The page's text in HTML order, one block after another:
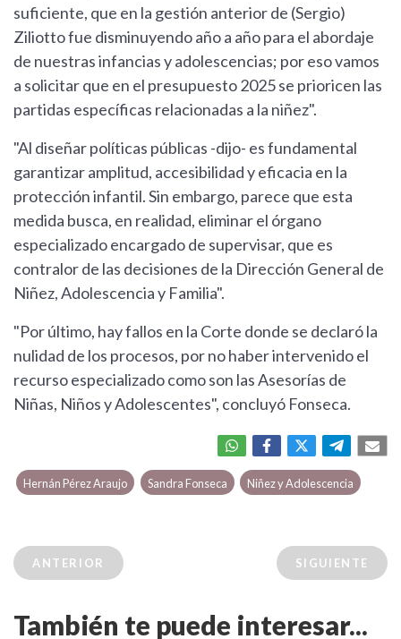
suficiente, que en la gestión anterior de (Sergio)
Ziliotto fue disminuyendo año a año para el abordaje
de nuestras infancias y adolescencias; por eso vamos
a solicitar que en el presupuesto 2025 se prioricen las
partidas específicas relacionadas a la niñez".
"Al diseñar políticas públicas -dijo- es fundamental
garantizar amplitud, accesibilidad y eficacia en la
protección infantil. Sin embargo, parece que esta
medida busca, en realidad, eliminar el órgano
especializado encargado de supervisar, que es
contralor de las decisiones de la Dirección General de
Niñez, Adolescencia y Familia".
"Por último, hay fallos en la Corte donde se declaró la
nulidad de los procesos, por no haber intervenido el
recurso especializado como son las Asesorías de
Niñas, Niños y Adolescentes", concluyó Fonseca.
Hernán Pérez Araujo Sandra Fonseca Niñez y Adolescencia
ANTERIOR SIGUIENTE
También te puede interesar...